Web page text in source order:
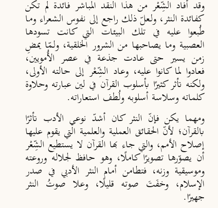
وقد أفاد الشِّعْر من هذا النقد المباشر فائدة لم تكن
كفائدة النثر، ولعلّ ذلك راجع إلى نفوس الشعراء وما
طُبعوا عليه في تلك البيئات التي كانت تسودها
العصبية وما يصاحبها من الشرور الخلقية، ولـمّا يمضِ
زمن يسير حتى عادت جذعة في عصر الأُمويين،
فعادوا لما كانوا عليه، وعاد الشِّعْر إلى حالته الأولى،
ولكنه تأثر كثيرًا بأسلوب القرآن في لين عبارته وحلاوة
كلماته وسلاسة أسلوبه ولُطف استعاراته.
ومهما يكن فإنّ النثر كان أشدّ نوعي الأدب تأثرًا
بالقرآن؛ لأنّ الحقائق العملية والعلمية التي يقوم عليها
إصلاح الأمم، والتي جاء بها القرآن لا يستطيع الشِّعْر
أن يصوّرها تصويرًا كاملًا، وهو حافظ لجلاله وروعته
وموسيقية وزنه، فتطامن أمام النثر الأدبي في صدر
الإسلام، وخفَتَ صوته قليلًا، وعلا صوتُ النثر
جهيرًا.